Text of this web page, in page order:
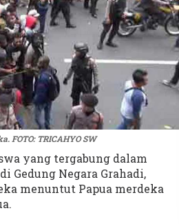
FOTO: TRICAHYO SW
yang tergabung dalam
Gedung Negara Grahadi,
menuntut Papua merdeka